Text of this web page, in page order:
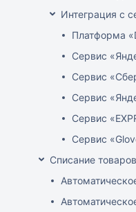
Интеграция с
Платформа
Сервис
Сервис
Сервис
Сервис
Сервис
Списание товаров